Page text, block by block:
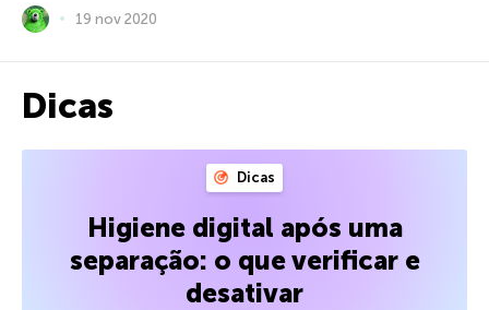
19 nov 2020
Dicas
Dicas
Higiene digital após uma
separação: o que verificar e
desativar